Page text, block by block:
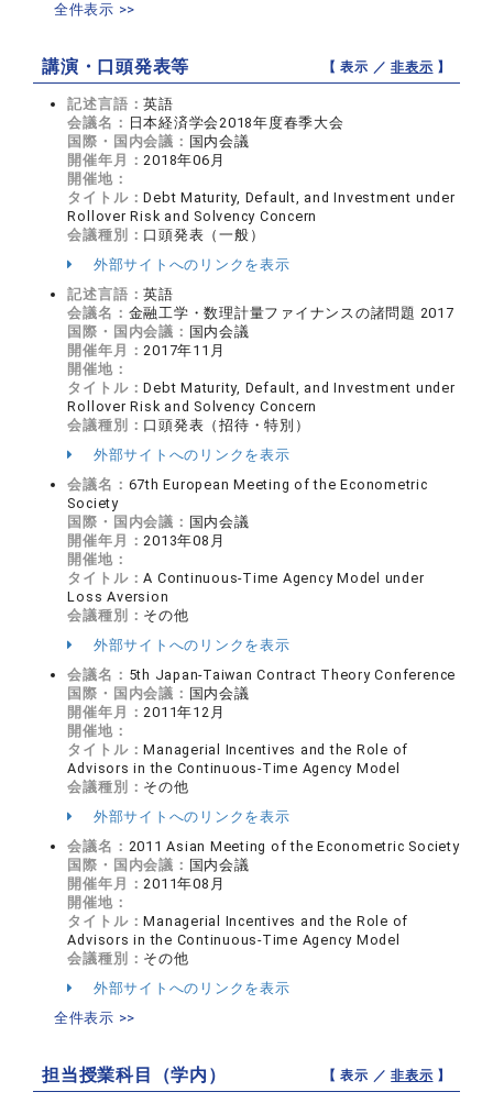
全件表示 >>
講演・口頭発表等 【 表示 ／非表示 】
記述言語：英語
会議名： 日本経済学会2018年度春季大会
国際・国内会議： 国内会議
開催年月：2018年06月
開催地：
タイトル：Debt Maturity, Default, and Investment under
Rollover Risk and Solvency Concern
会議種別： 口頭発表（一般）
外部サイトへのリンクを表示
記述言語：英語
会議名： 金融工学・数理計量ファイナンスの諸問題 2017
国際・国内会議： 国内会議
開催年月：2017年11月
開催地：
タイトル：Debt Maturity, Default, and Investment under
Rollover Risk and Solvency Concern
会議種別： 口頭発表（招待・特別）
外部サイトへのリンクを表示
会議名： 67th European Meeting of the Econometric
Society
国際・国内会議： 国内会議
開催年月：2013年08月
開催地：
タイトル：A Continuous-Time Agency Model under
Loss Aversion
会議種別： その他
外部サイトへのリンクを表示
会議名： 5th Japan-Taiwan Contract Theory Conference
国際・国内会議： 国内会議
開催年月：2011年12月
開催地：
タイトル：Managerial Incentives and the Role of
Advisors in the Continuous-Time Agency Model
会議種別： その他
外部サイトへのリンクを表示
会議名： 2011 Asian Meeting of the Econometric Society
国際・国内会議： 国内会議
開催年月：2011年08月
開催地：
タイトル：Managerial Incentives and the Role of
Advisors in the Continuous-Time Agency Model
会議種別： その他
外部サイトへのリンクを表示
全件表示 >>
担当授業科目（学内） 【 表示 ／非表示 】